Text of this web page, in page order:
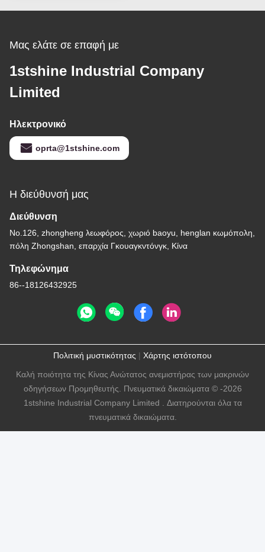
Μας ελάτε σε επαφή με
1stshine Industrial Company
Limited
Ηλεκτρονικό
oprta@1stshine.com
Η διεύθυνσή μας
Διεύθυνση
No.126, zhongheng λεωφόρος, χωριό baoyu, henglan κωμόπολη,
πόλη Zhongshan, επαρχία Γκουαγκντόνγκ, Κίνα
Τηλεφώνημα
86--18126432925
Πολιτική μυστικότητας | Χάρτης ιστότοπου
Καλή ποιότητα της Κίνας Ανώτατος ανεμιστήρας των μακρινών
οδηγήσεων Προμηθευτής. Πνευματικά δικαιώματα © -2026
1stshine Industrial Company Limited . Διατηρούνται όλα τα
πνευματικά δικαιώματα.